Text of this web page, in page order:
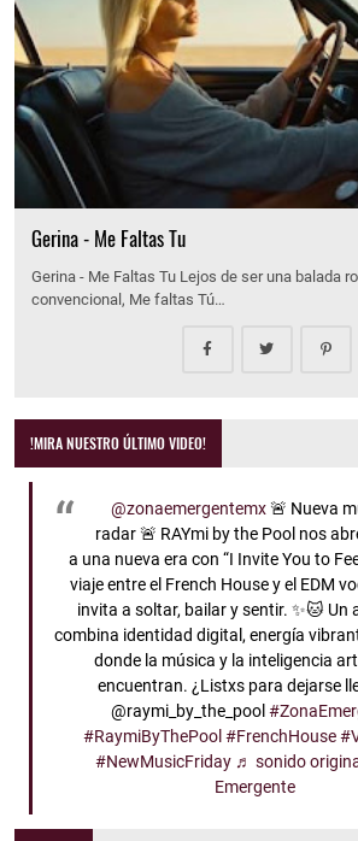
Gerina - Me Faltas Tu
Gerina - Me Faltas Tu Lejos de ser una balada
convencional, Me faltas Tú…
!MIRA NUESTRO ÚLTIMO VIDEO!
@zonaemergentemx🚨 Nueva
radar 🚨 RAYmi by the Pool nos
a una nueva era con “I Invite You to
viaje entre el French House y el EDM
invita a soltar, bailar y sentir. ✨🐱 Un
combina identidad digital, energía
donde la música y la inteligencia
encuentran. ¿Listxs para dejarse
@raymi_by_the_pool
#RaymiByThePool #FrenchHouse
#NewMusicFriday ♬ sonido
Emergente